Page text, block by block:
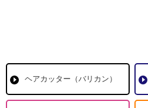
ヘアカッター（バリカン）